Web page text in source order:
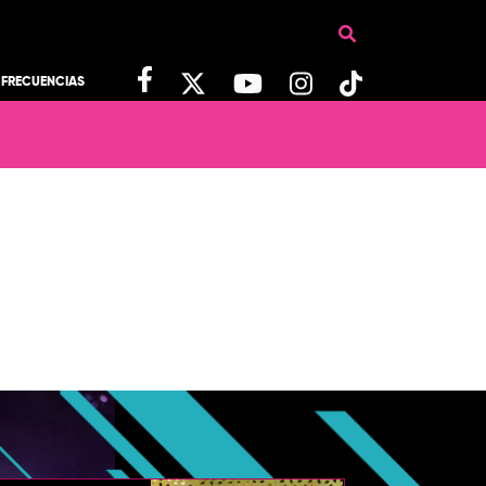
FRECUENCIAS